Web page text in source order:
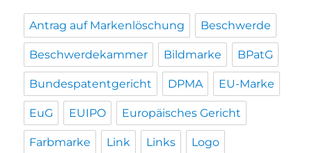
Antrag auf Markenlöschung Beschwerde
Beschwerdekammer Bildmarke BPatG
Bundespatentgericht DPMA EU-Marke
EuG EUIPO Europäisches Gericht
Farbmarke Link Links Logo